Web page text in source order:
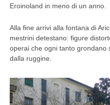
Eroinoland in meno di un anno.
Alla fine arrivi alla fontana di
mestrini detestano: figure
operai che ogni tanto grondano
dalla ruggine.